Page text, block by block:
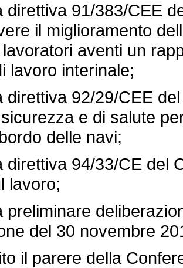
direttiva 91/383/CEE
il miglioramento
aventi un
lavoro interinale;
92/29/CEE del
e di salute
delle navi;
94/33/CE del
lavoro;
del 30 novembre
il parere della